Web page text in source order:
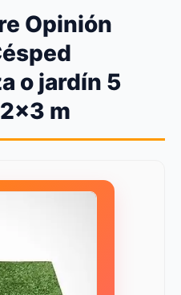
Opinión
o jardín 5
m